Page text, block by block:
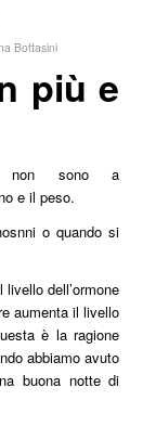
Bottasini
più e
non sono a
e il peso.
o quando si
dell’ormone
aumenta il livello
è la ragione
abbiamo avuto
buona notte di